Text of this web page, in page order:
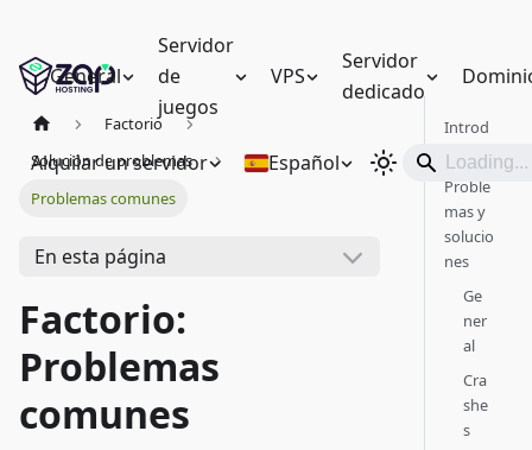
General
Servidor
de
juegos
VPS
Servidor
dedicado
Alquilar un servidor Español
Factorio
Solución de problemas
Problemas comunes
En esta página
Factorio:
Problemas
comunes
Introd
ucción
Proble
mas y
solucio
nes
Ge
ner
al
Cra
she
s